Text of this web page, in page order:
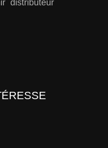
distributeur